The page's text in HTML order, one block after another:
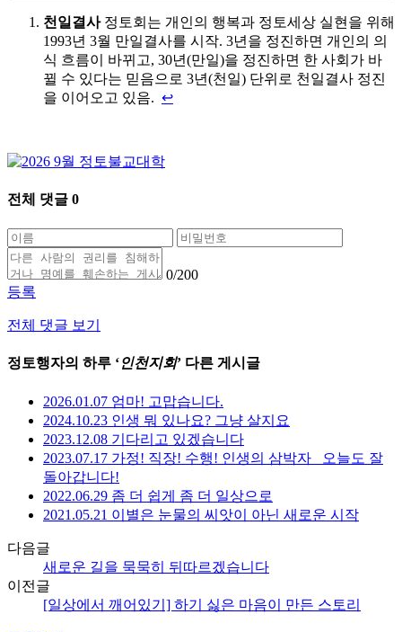
천일결사정토회는 개인의 행복과 정토세상 실현을 위해
1993년 3월 만일결사를 시작. 3년을 정진하면 개인의 의
식 흐름이 바뀌고, 30년(만일)을 정진하면 한 사회가 바
뀔 수 있다는 믿음으로 3년(천일) 단위로 천일결사 정진
을 이어오고 있음. ↩
전체 댓글 0
0/200
등록
전체 댓글 보기
정토행자의 하루 ‘인천지회’ 다른 게시글
2026.01.07 엄마! 고맙습니다.
2024.10.23 인생 뭐 있나요? 그냥 살지요
2023.12.08 기다리고 있겠습니다
2023.07.17 가정! 직장! 수행! 인생의 삼박자_ 오늘도 잘
돌아갑니다!
2022.06.29 좀 더 쉽게 좀 더 일상으로
2021.05.21 이별은 눈물의 씨앗이 아닌 새로운 시작
다음글
새로운 길을 묵묵히 뒤따르겠습니다
이전글
[일상에서 깨어있기] 하기 싫은 마음이 만든 스토리